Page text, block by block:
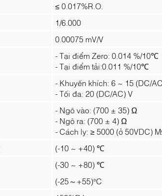
≤ 0.017%R.O.
1/6.000
0.00075 mV/V
- Tại điểm Zero: 0.014 %/10℃
- Tại điểm tải:0.011 %/10℃
- Khuyến khích: 6 ~ 15 (DC/
- Tối đa: 20 (DC/AC) V
- Ngõ vào: (700 ± 35) Ω
- Ngõ ra: (700 ± 4) Ω
- Cách ly: ≥ 5000 (ở 50VDC)
(-10 ~ +40) ℃
(-30 ~ +80) ℃
(-25～+55)°C